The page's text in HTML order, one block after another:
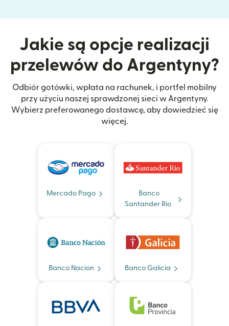
Jakie są opcje realizacji
przelewów do Argentyny?
Odbiór gotówki, wpłata na rachunek, i portfel mobilny
przy użyciu naszej sprawdzonej sieci w Argentyny.
Wybierz preferowanego dostawcę, aby dowiedzieć się
więcej.
Mercado Pago
Banco
Santander Rio
Banco Nacion Banco Galicia